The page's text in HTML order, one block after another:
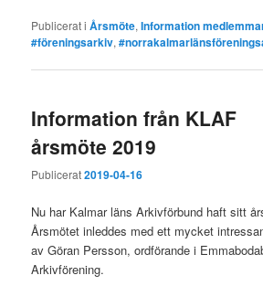
Publicerat i Årsmöte,Information
#föreningsarkiv,
Information från KLAF
årsmöte 2019
Publicerat2019-04-16
Nu har Kalmar läns Arkivförbund haft sitt
Årsmötet inleddes med ett mycket
av Göran Persson, ordförande i
Arkivförening.